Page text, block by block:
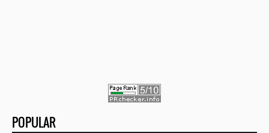
POPULAR